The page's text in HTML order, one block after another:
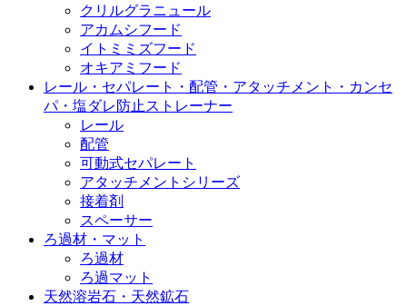
クリルグラニュール
アカムシフード
イトミミズフード
オキアミフード
レール・セパレート・配管・アタッチメント・カンセ
パ・塩ダレ防止ストレーナー
レール
配管
可動式セパレート
アタッチメントシリーズ
接着剤
スペーサー
ろ過材・マット
ろ過材
ろ過マット
天然溶岩石・天然鉱石